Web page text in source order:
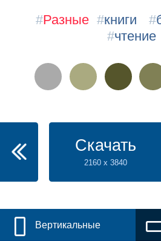
#Разные #книги #
#чтение
Скачать
2160 x 3840
Вертикальные